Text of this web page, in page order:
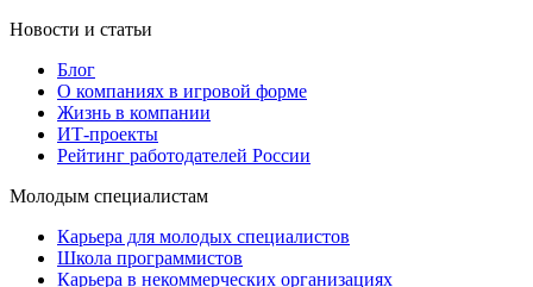
Новости и статьи
Блог
О компаниях в игровой форме
Жизнь в компании
ИТ-проекты
Рейтинг работодателей России
Молодым специалистам
Карьера для молодых специалистов
Школа программистов
Карьера в некоммерческих организациях